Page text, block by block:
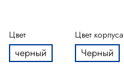
Цвет
черный
Цвет корпуса
Черный